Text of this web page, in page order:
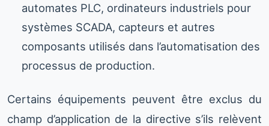
automates PLC, ordinateurs industriels pour
systèmes SCADA, capteurs et autres
composants utilisés dans l’automatisation des
processus de production.
Certains équipements peuvent être exclus du
champ d’application de la directive s’ils relèvent